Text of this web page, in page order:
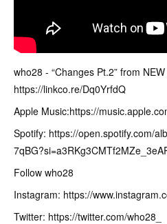
who28 - “Changes Pt.2” from
https://linkco.re/Dq0YrfdQ
Apple Music:https://
Spotify: https://open.spotify.com/
Follow who28
Instagram: https://
Twitter: https://twitter.com/who28_